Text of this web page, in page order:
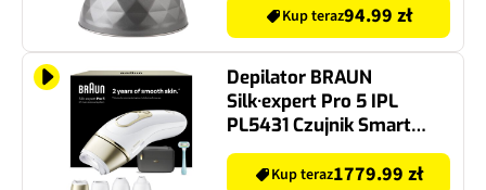
Kup teraz94.99 zł
Depilator BRAUN
Silk·expert Pro 5 IPL
PL5431 Czujnik Smart
SkinProtect
Kup teraz1779.99 zł